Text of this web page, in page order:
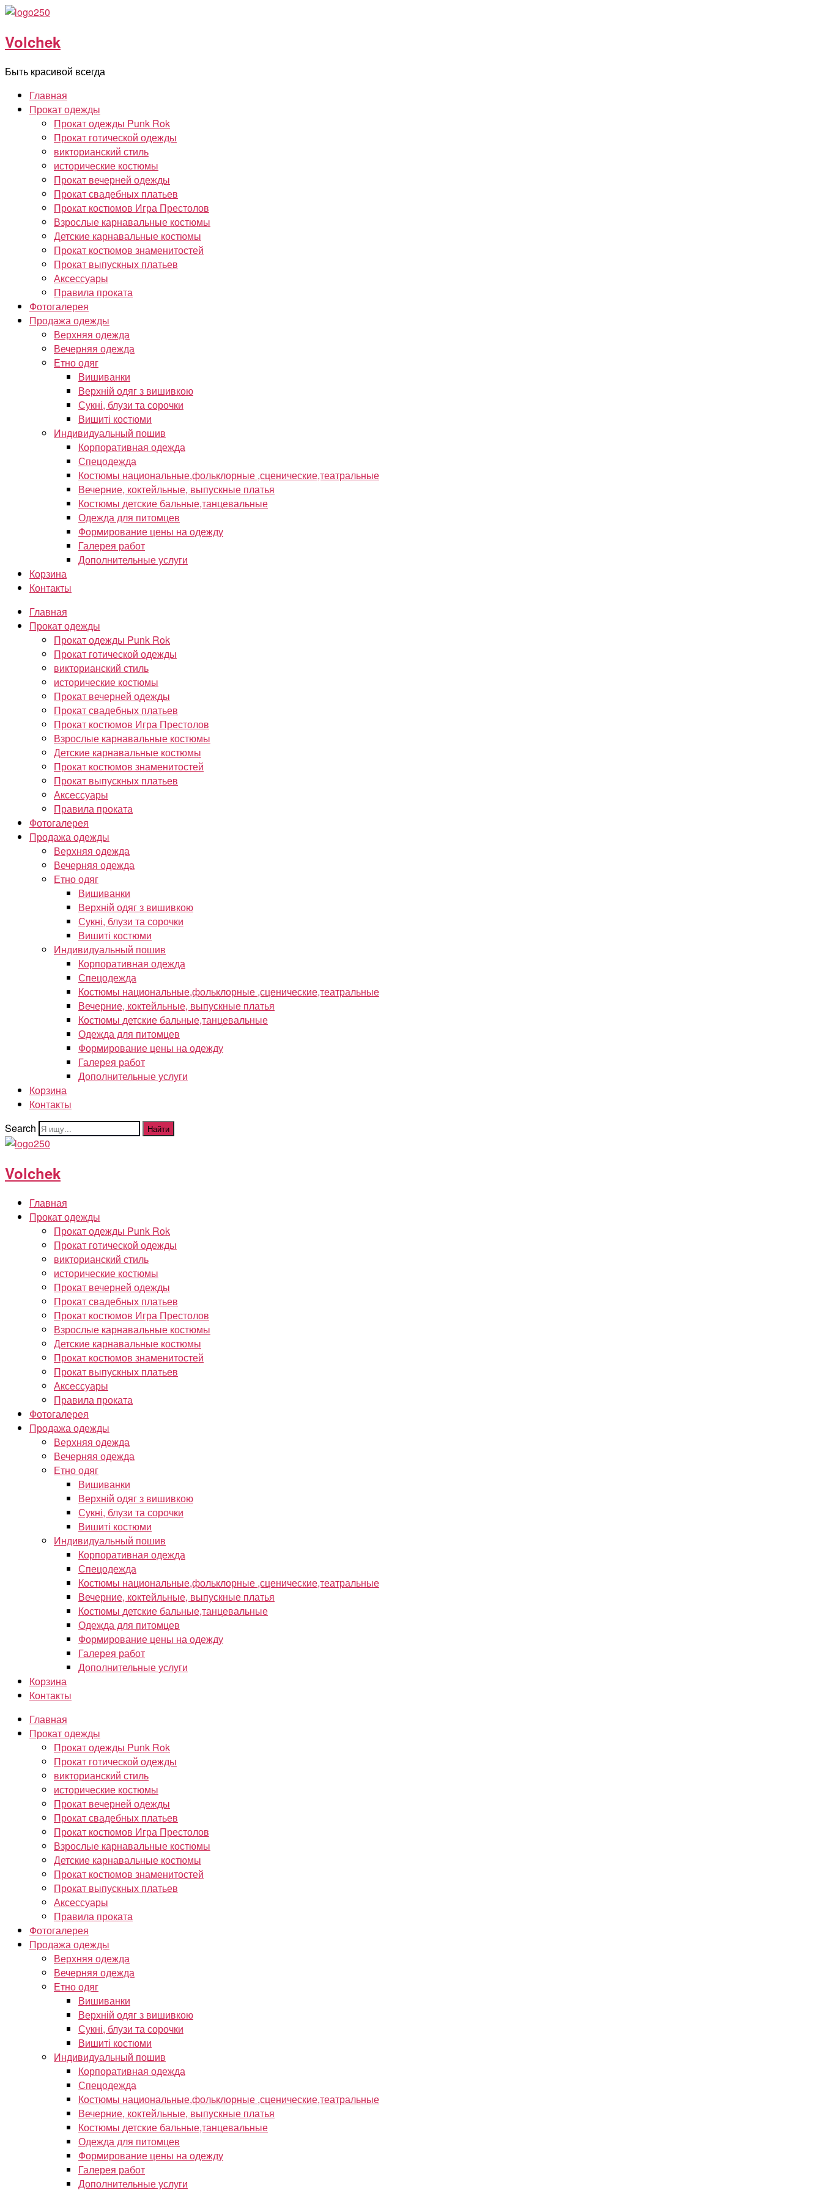
Перейти
содержимому
Volchek
Быть красивой всегда
Главная
Прокат одежды
Прокат одежды Punk Rok
Прокат готической одежды
викторианский стиль
исторические костюмы
Прокат вечерней одежды
Прокат свадебных платьев
Прокат костюмов Игра Престолов
Взрослые карнавальные костюмы
Детские карнавальные костюмы
Прокат костюмов знаменитостей
Прокат выпускных платьев
Аксессуары
Правила проката
Фотогалерея
Продажа одежды
Верхняя одежда
Вечерняя одежда
Етно одяг
Вишиванки
Верхній одяг з вишивкою
Сукні, блузи та сорочки
Вишиті костюми
Индивидуальный пошив
Корпоративная одежда
Спецодежда
Костюмы национальные,фольклорные ,сценические,театральные
Вечерние, коктейльные, выпускные платья
Костюмы детские бальные,танцевальные
Одежда для питомцев
Формирование цены на одежду
Галерея работ
Дополнительные услуги
Корзина
Контакты
Главная
Прокат одежды
Прокат одежды Punk Rok
Прокат готической одежды
викторианский стиль
исторические костюмы
Прокат вечерней одежды
Прокат свадебных платьев
Прокат костюмов Игра Престолов
Взрослые карнавальные костюмы
Детские карнавальные костюмы
Прокат костюмов знаменитостей
Прокат выпускных платьев
Аксессуары
Правила проката
Фотогалерея
Продажа одежды
Верхняя одежда
Вечерняя одежда
Етно одяг
Вишиванки
Верхній одяг з вишивкою
Сукні, блузи та сорочки
Вишиті костюми
Индивидуальный пошив
Корпоративная одежда
Спецодежда
Костюмы национальные,фольклорные ,сценические,театральные
Вечерние, коктейльные, выпускные платья
Костюмы детские бальные,танцевальные
Одежда для питомцев
Формирование цены на одежду
Галерея работ
Дополнительные услуги
Корзина
Контакты
Search
Найти
Volchek
Главная
Прокат одежды
Прокат одежды Punk Rok
Прокат готической одежды
викторианский стиль
исторические костюмы
Прокат вечерней одежды
Прокат свадебных платьев
Прокат костюмов Игра Престолов
Взрослые карнавальные костюмы
Детские карнавальные костюмы
Прокат костюмов знаменитостей
Прокат выпускных платьев
Аксессуары
Правила проката
Фотогалерея
Продажа одежды
Верхняя одежда
Вечерняя одежда
Етно одяг
Вишиванки
Верхній одяг з вишивкою
Сукні, блузи та сорочки
Вишиті костюми
Индивидуальный пошив
Корпоративная одежда
Спецодежда
Костюмы национальные,фольклорные ,сценические,театральные
Вечерние, коктейльные, выпускные платья
Костюмы детские бальные,танцевальные
Одежда для питомцев
Формирование цены на одежду
Галерея работ
Дополнительные услуги
Корзина
Контакты
Главная
Прокат одежды
Прокат одежды Punk Rok
Прокат готической одежды
викторианский стиль
исторические костюмы
Прокат вечерней одежды
Прокат свадебных платьев
Прокат костюмов Игра Престолов
Взрослые карнавальные костюмы
Детские карнавальные костюмы
Прокат костюмов знаменитостей
Прокат выпускных платьев
Аксессуары
Правила проката
Фотогалерея
Продажа одежды
Верхняя одежда
Вечерняя одежда
Етно одяг
Вишиванки
Верхній одяг з вишивкою
Сукні, блузи та сорочки
Вишиті костюми
Индивидуальный пошив
Корпоративная одежда
Спецодежда
Костюмы национальные,фольклорные ,сценические,театральные
Вечерние, коктейльные, выпускные платья
Костюмы детские бальные,танцевальные
Одежда для питомцев
Формирование цены на одежду
Галерея работ
Дополнительные услуги